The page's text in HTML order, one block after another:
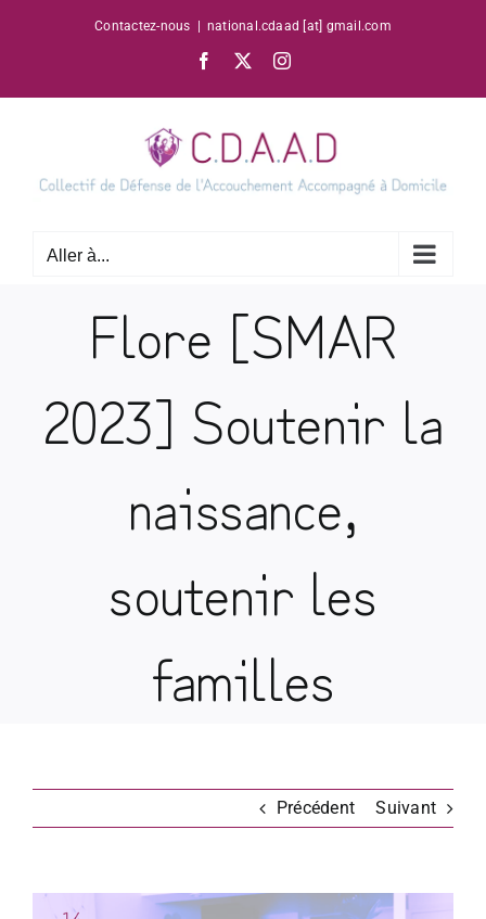
Contactez-nous national.cdaad [at] gmail.com
Facebook Instagram
Aller à...
Flore [SMAR
2023] Soutenir la
naissance,
soutenir les
familles
Précédent Suivant